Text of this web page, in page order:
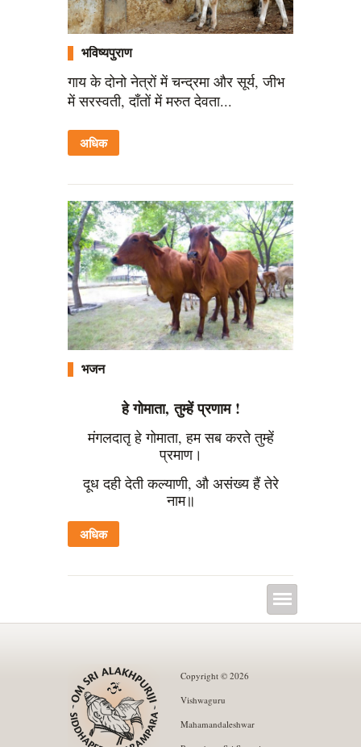
भविष्यपुराण
गाय के दोनो नेत्रों में चन्द्रमा और सूर्य, जीभ
में सरस्वती, दाँतों में मरुत देवता...
अधिक
भजन
हे गोमाता,तुम्हें प्रणाम!
मंगलदातृ हे गोमाता, हम सब करते तुम्हें
प्रमाण।
दूध दही देती कल्याणी, औ असंख्य हैं तेरे
नाम॥
अधिक
Copyright © 2026
Vishwaguru
Mahamandaleshwar